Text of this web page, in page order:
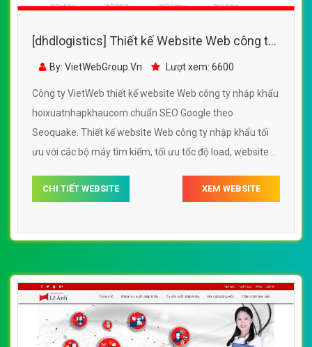
[dhdlogistics] Thiết kế Website Web công ty
nhập khẩu - hoixuatnhapkhaucom
By: VietWebGroup.Vn Lượt xem: 6600
Công ty VietWeb thiết kế website Web công ty nhập khẩu
hoixuatnhapkhaucom chuẩn SEO Google theo
Seoquake. Thiết kế website Web công ty nhập khẩu tối
ưu với các bộ máy tìm kiếm, tối ưu tốc độ load, website
website Web công ty nhập khẩu hoixuatnhapkhaucom
CHI TIẾT WEBSITE XEM WEBSITE